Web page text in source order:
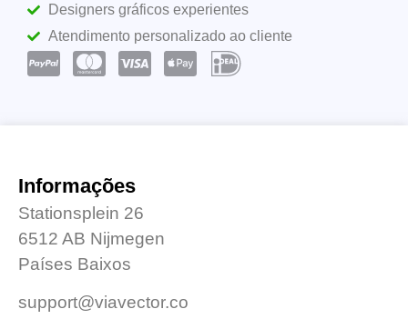
Designers gráficos experientes
Atendimento personalizado ao cliente
Informações
Stationsplein 26
6512 AB Nijmegen
Países Baixos
support@viavector.co